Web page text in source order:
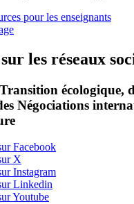
pour les enseignants
les réseaux
écologique,
Négociations
Facebook
X
Instagram
Linkedin
Youtube